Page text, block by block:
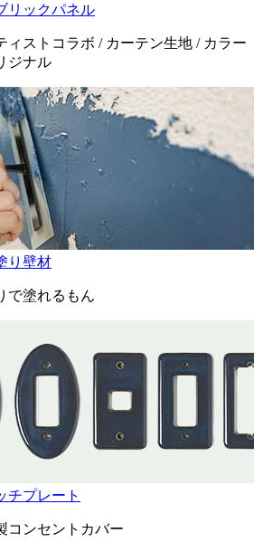
リックパネル
ィストコラボ / カーテン生地 / カラー
ジナル
り壁材
で塗れるもん
チプレート
コンセントカバー